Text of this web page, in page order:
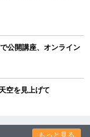
公開講座、オンライン
空を見上げて
もっと見る